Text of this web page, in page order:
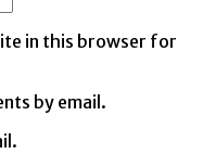
in this browser for
by email.